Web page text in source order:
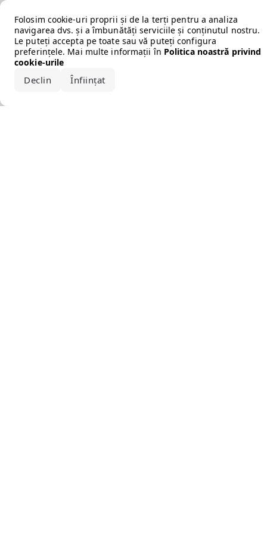
Folosim cookie-uri proprii și de la terți pentru a analiza
navigarea dvs. și a îmbunătăți serviciile și conținutul nostru.
Le puteți accepta pe toate sau vă puteți configura
preferințele. Mai multe informații în Politica noastră privind
cookie-urile
Declin Înființat
Error loading the brand